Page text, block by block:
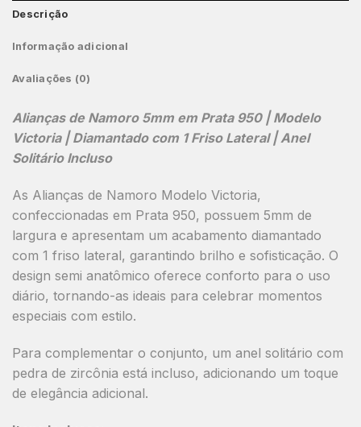
Descrição
Informação adicional
Avaliações (0)
Alianças de Namoro 5mm em Prata 950 | Modelo
Victoria | Diamantado com 1 Friso Lateral | Anel
Solitário Incluso
As Alianças de Namoro Modelo Victoria,
confeccionadas em Prata 950, possuem 5mm de
largura e apresentam um acabamento diamantado
com 1 friso lateral, garantindo brilho e sofisticação. O
design semi anatômico oferece conforto para o uso
diário, tornando-as ideais para celebrar momentos
especiais com estilo.
Para complementar o conjunto, um anel solitário com
pedra de zircônia está incluso, adicionando um toque
de elegância adicional.